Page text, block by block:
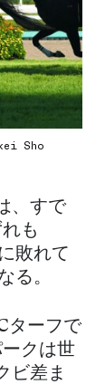
Sho
、すで
も
敗れて
る。
ターフで
クは世
ビ差ま